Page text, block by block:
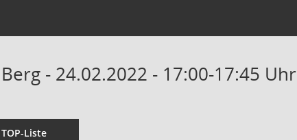
- 24.02.2022 - 17:00-17:45 Uhr
TOP-Liste